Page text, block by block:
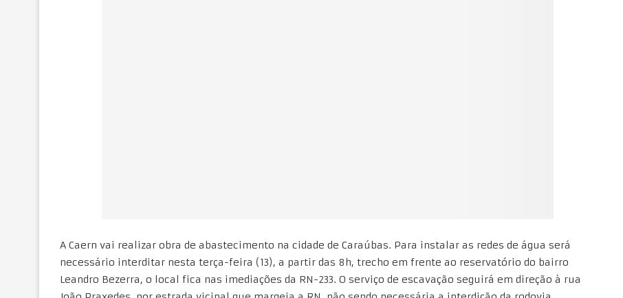
A Caern vai realizar obra de abastecimento na cidade de Caraúbas. Para instalar as redes de água será
necessário interditar nesta terça-feira (13), a partir das 8h, trecho em frente ao reservatório do bairro
Leandro Bezerra, o local fica nas imediações da RN-233. O serviço de escavação seguirá em direção à rua